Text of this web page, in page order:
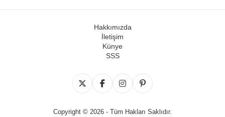
Hakkımızda
İletişim
Künye
SSS
Copyright © 2026 - Tüm Hakları Saklıdır.